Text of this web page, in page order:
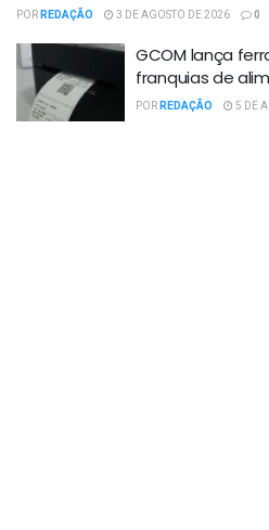
PORREDAÇÃO 3 DE AGOSTO DE 2026 0
GCOM lança
franquias de
PORREDAÇÃO 5 DE